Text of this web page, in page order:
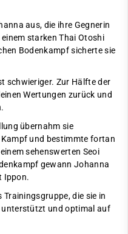
aus, die ihre Gegnerin
starken Thai Otoshi
Bodenkampf sicherte sie
schwieriger. Zur Hälfte der
Wertungen zurück und
übernahm sie
und bestimmte fortan
sehenswerten Seoi
gewann Johanna
Ippon.
die sie in
unterstützt und optimal auf